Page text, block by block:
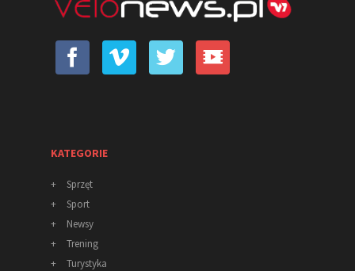
KATEGORIE
+
Sprzęt
+
Sport
+
Newsy
+
Trening
+
Turystyka